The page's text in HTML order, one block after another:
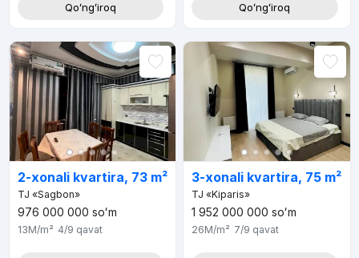
Qoʻngʻiroq Qoʻngʻiroq
2-xonali kvartira, 73 m²
TJ «Sagbon»
976 000 000 soʻm
13M/m² 4/9 qavat
3-xonali kvartira, 75 m²
TJ «Kiparis»
1 952 000 000 soʻm
26M/m² 7/9 qavat